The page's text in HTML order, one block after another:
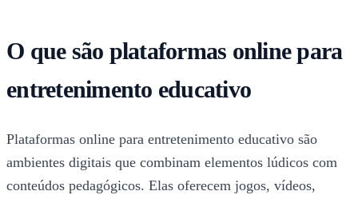
O que são plataformas online para
entretenimento educativo
Plataformas online para entretenimento educativo são
ambientes digitais que combinam elementos lúdicos com
conteúdos pedagógicos. Elas oferecem jogos, vídeos,